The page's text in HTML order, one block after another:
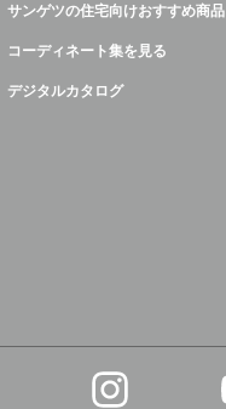
サンゲツの住宅向けおすすめ商品
コーディネート集を見る
デジタルカタログ